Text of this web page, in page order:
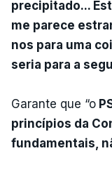
precipitado...
me parece
nos para uma
seria para a
Garante que “o
princípios da
fundamentais,